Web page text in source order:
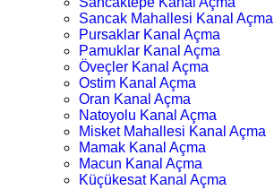
Sancak Mahallesi Kanal Açma
Pursaklar Kanal Açma
Pamuklar Kanal Açma
Öveçler Kanal Açma
Ostim Kanal Açma
Oran Kanal Açma
Natoyolu Kanal Açma
Misket Mahallesi Kanal Açma
Mamak Kanal Açma
Macun Kanal Açma
Küçükesat Kanal Açma